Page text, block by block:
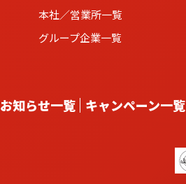
本社／営業所一覧
グループ企業一覧
お知らせ一覧 キャンペーン一覧